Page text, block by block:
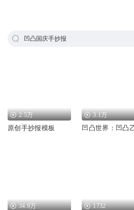
凹凸国庆手抄报
2.5万
原创手抄报模板
3.1万
凹凸世界：凹凸
34.9万 1732